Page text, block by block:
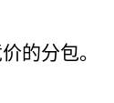
的分包。